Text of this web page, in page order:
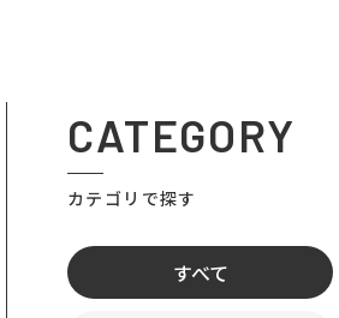
CATEGORY
カテゴリで探す
すべて